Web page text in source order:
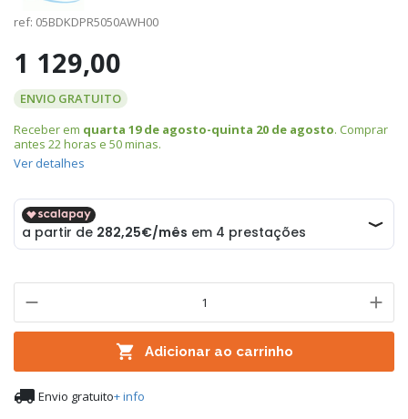
ref: 05BDKDPR5050AWH00
1 129,00
ENVIO GRATUITO
Receber em quarta 19 de agosto-quinta 20 de agosto. Comprar
antes 22 horas e 50 minas.
Ver detalhes
 Adicionar ao carrinho
 Envio gratuito+ info